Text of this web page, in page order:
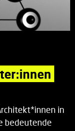
in
bedeutende